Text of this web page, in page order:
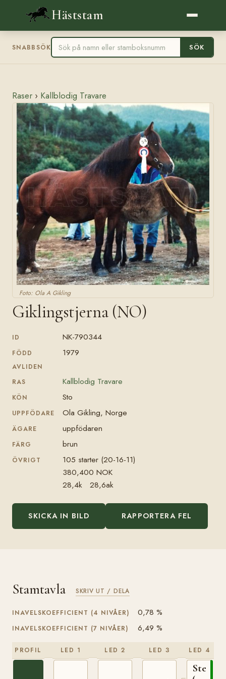
Häststam
SNABBSÖK SÖK
Raser › Kallblodig Travare
Foto: Ola A Gikling
Giklingstjerna (NO)
ID NK-790344
FÖDD 1979
AVLIDEN
RAS
Kallblodig Travare
KÖN Sto
UPPFÖDARE Ola Gikling, Norge
ÄGARE uppfödaren
FÄRG brun
ÖVRIGT
105 starter (20-16-11)
380,400 NOK
28,4k 28,6ak
SKICKA IN BILD RAPPORTERA FEL
Stamtavla SKRIV UT / DELA
INAVELSKOEFFICIENT (4 NIVÅER) 0,78 %
INAVELSKOEFFICIENT (7 NIVÅER) 6,49 %
PROFIL LED 1 LED 2 LED 3 LED 4
Stegg